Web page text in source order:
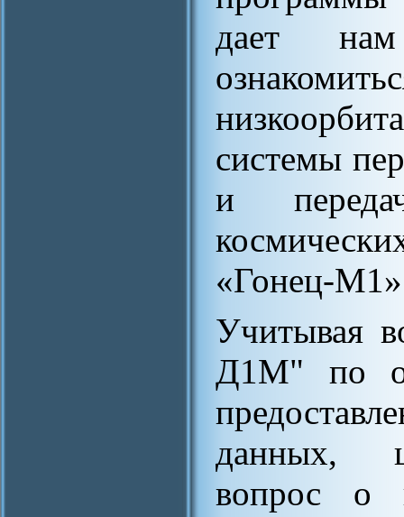
дает нам
системы
и
«Гонец-
Учитывая
Д1М" по
данных,
вопрос о